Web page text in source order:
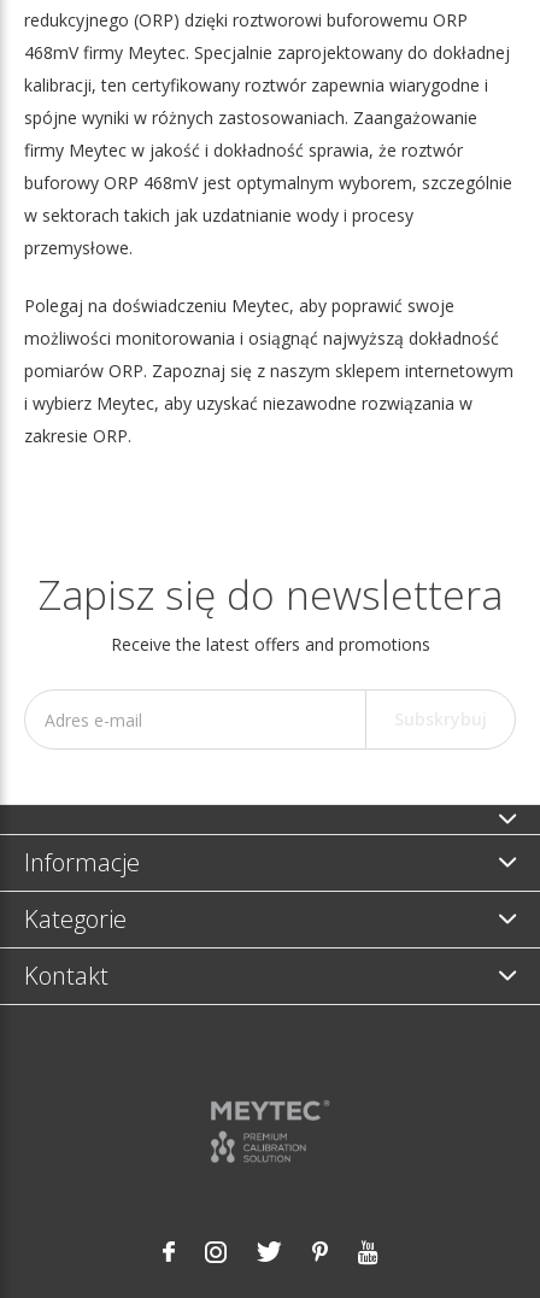
redukcyjnego (ORP) dzięki roztworowi buforowemu ORP
468mV firmy Meytec. Specjalnie zaprojektowany do dokładnej
kalibracji, ten certyfikowany roztwór zapewnia wiarygodne i
spójne wyniki w różnych zastosowaniach. Zaangażowanie
firmy Meytec w jakość i dokładność sprawia, że roztwór
buforowy ORP 468mV jest optymalnym wyborem, szczególnie
w sektorach takich jak uzdatnianie wody i procesy
przemysłowe.
Polegaj na doświadczeniu Meytec, aby poprawić swoje
możliwości monitorowania i osiągnąć najwyższą dokładność
pomiarów ORP. Zapoznaj się z naszym sklepem internetowym
i wybierz Meytec, aby uzyskać niezawodne rozwiązania w
zakresie ORP.
Zapisz się do newslettera
Receive the latest offers and promotions
Informacje
Kategorie
Kontakt